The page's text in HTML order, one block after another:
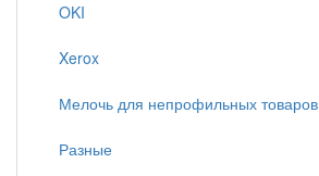
OKI
Xerox
Мелочь для непрофильных товаров
Разные